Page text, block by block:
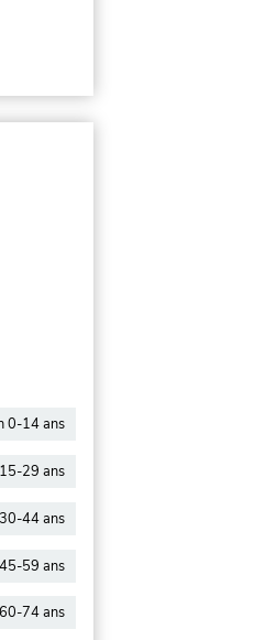
0-14 ans
29 ans
44 ans
59 ans
74 ans